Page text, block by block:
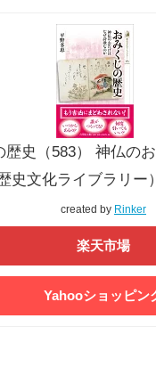
歴史（583） 神仏の
史文化ライブラリ
created by Rinker
楽天市場
Yahooショッピン